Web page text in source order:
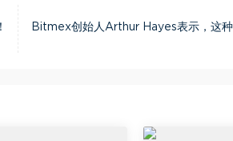
Bitmex创始人Arthur Hayes表示，这种